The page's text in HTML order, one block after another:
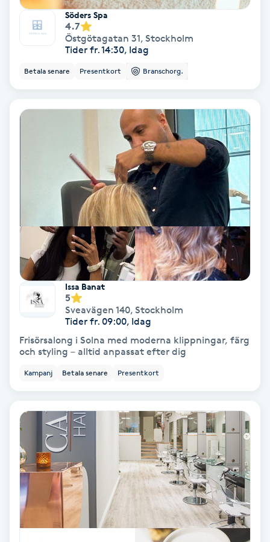
Fotmassage
Fransar
Fransborttagning
Fransfärgning
Fransförlängning
Fransförlängning Megavolym
Fransförlängning Volym
Fransk manikyr
Fransrengöring
Frekvensterapi
Friskvård
Friskvårdsmassage
Frisör
Funktionsanalys
Söders Spa
4.7
Östgötagatan 31, Stockholm
Tider fr. 14:30, Idag
Betala senare Presentkort Branschorg.
Issa Banat
5
Sveavägen 140, Stockholm
Tider fr. 09:00, Idag
Frisörsalong i Solna med moderna klippningar, färg
och styling – alltid anpassat efter dig
Kampanj Betala senare Presentkort